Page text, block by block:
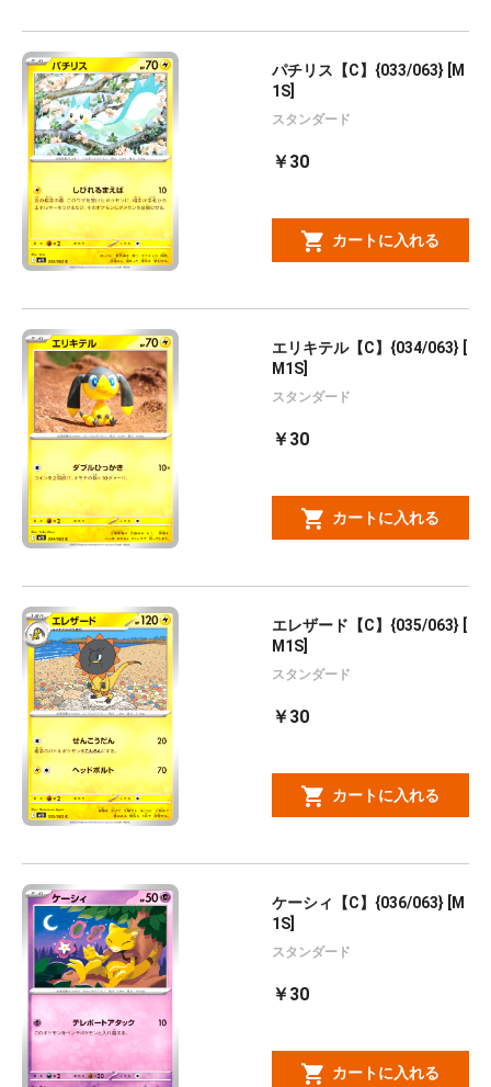
パチリス【C】{033/063} [M
1S]
スタンダード
￥30
カートに入れる
エリキテル【C】{034/063} [
M1S]
スタンダード
￥30
カートに入れる
エレザード【C】{035/063} [
M1S]
スタンダード
￥30
カートに入れる
ケーシィ【C】{036/063} [M
1S]
スタンダード
￥30
カートに入れる